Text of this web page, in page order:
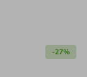
-27%